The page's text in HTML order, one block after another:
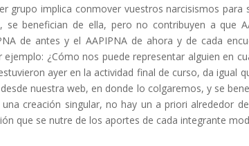
grupo implica conmover vuestros narcisismos
benefician de ella, pero no contribuyen a que
de antes y el AAPIPNA de ahora y de cada
¿Cómo nos puede representar alguien en
ayer en la actividad final de curso, da igual
nuestra web, en donde lo colgaremos, y se
creación singular, no hay un a priori alrededor
que se nutre de los aportes de cada integrante